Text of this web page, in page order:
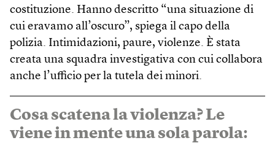
costituzione. Hanno descritto “una situazione di
cui eravamo all’oscuro”, spiega il capo della
polizia. Intimidazioni, paure, violenze. È stata
creata una squadra investigativa con cui collabora
anche l’ufficio per la tutela dei minori.
Cosa scatena la violenza? Le
viene in mente una sola parola: